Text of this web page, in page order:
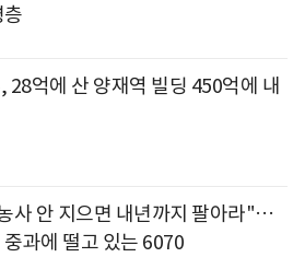
층
28억에 산 양재역 빌딩 450억에 내
사 안 지으면 내년까지 팔아라"…
중과에 떨고 있는 6070